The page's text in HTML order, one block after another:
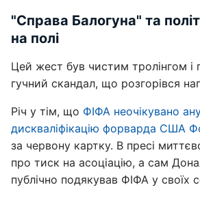
"Справа Балогуна" та
на полі
Цей жест був чистим тролінгом і
гучний скандал, що розгорівся
Річ у тім, що ФІФА неочікувано
дискваліфікацію форварда США
за червону картку. В пресі
про тиск на асоціацію, а сам
публічно подякував ФІФА у своїх